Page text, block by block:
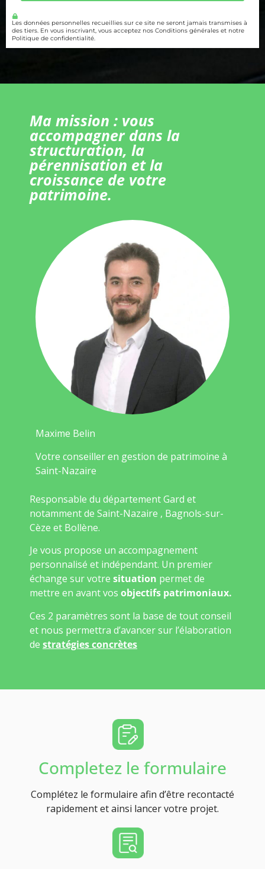
Les données personnelles recueillies sur ce site ne seront jamais transmises à
des tiers. En vous inscrivant, vous acceptez nos Conditions générales et notre
Politique de confidentialité.
Ma mission : vous
accompagner dans la
structuration, la
pérennisation et la
croissance de votre
patrimoine.
Maxime Belin
Votre conseiller en gestion de patrimoine à
Saint-Nazaire
Responsable du département Gard et
notamment de Saint-Nazaire , Bagnols-sur-
Cèze et Bollène.
Je vous propose un accompagnement
personnalisé et indépendant. Un premier
échange sur votre situation permet de
mettre en avant vos objectifs patrimoniaux.
Ces 2 paramètres sont la base de tout conseil
et nous permettra d’avancer sur l’élaboration
de stratégies concrètes
Completez le formulaire
Complétez le formulaire afin d’être recontacté
rapidement et ainsi lancer votre projet.